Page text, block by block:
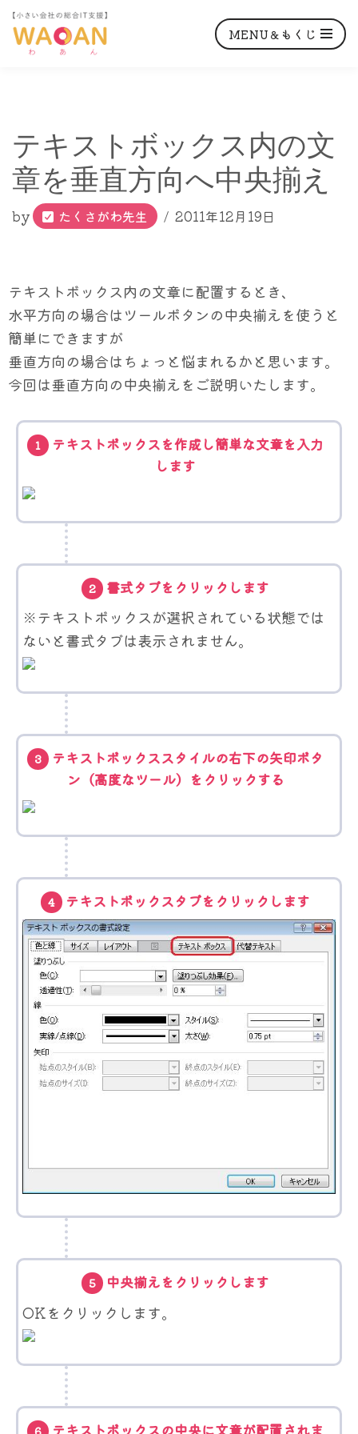
ン
テ
ン
ツ
へ
ッ
プ
MENU＆もくじ
テキストボックス内の文
章を垂直方向へ中央揃え
by たくさがわ先生 2011年12月19日
テキストボックス内の文章に配置するとき、
水平方向の場合はツールボタンの中央揃えを使うと
簡単にできますが
垂直方向の場合はちょっと悩まれるかと思います。
今回は垂直方向の中央揃えをご説明いたします。
1
テキストボックスを作成し簡単な文章を入力
します
2 書式タブをクリックします
※テキストボックスが選択されている状態では
ないと書式タブは表示されません。
3
テキストボックススタイルの右下の矢印ボタ
ン（高度なツール）をクリックする
4 テキストボックスタブをクリックします
5 中央揃えをクリックします
OKをクリックします。
6 テキストボックスの中央に文章が配置されま